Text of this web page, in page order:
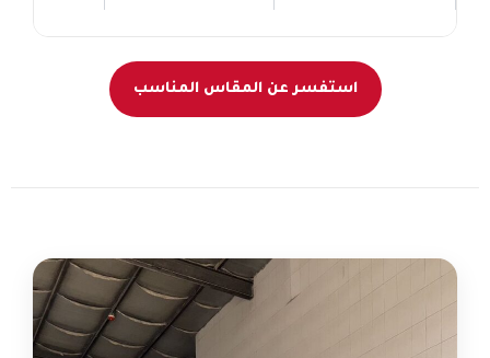
استفسر عن المقاس المناسب